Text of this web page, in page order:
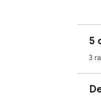
5
3